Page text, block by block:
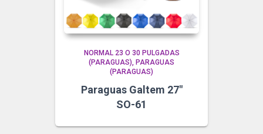
NORMAL 23 O 30 PULGADAS
(PARAGUAS)
PARAGUAS
(PARAGUAS)
Paraguas Galtem 27″
SO-61